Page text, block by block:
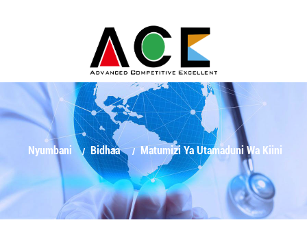
Nyumbani Bidhaa Matumizi Ya Utamaduni Wa Kiini